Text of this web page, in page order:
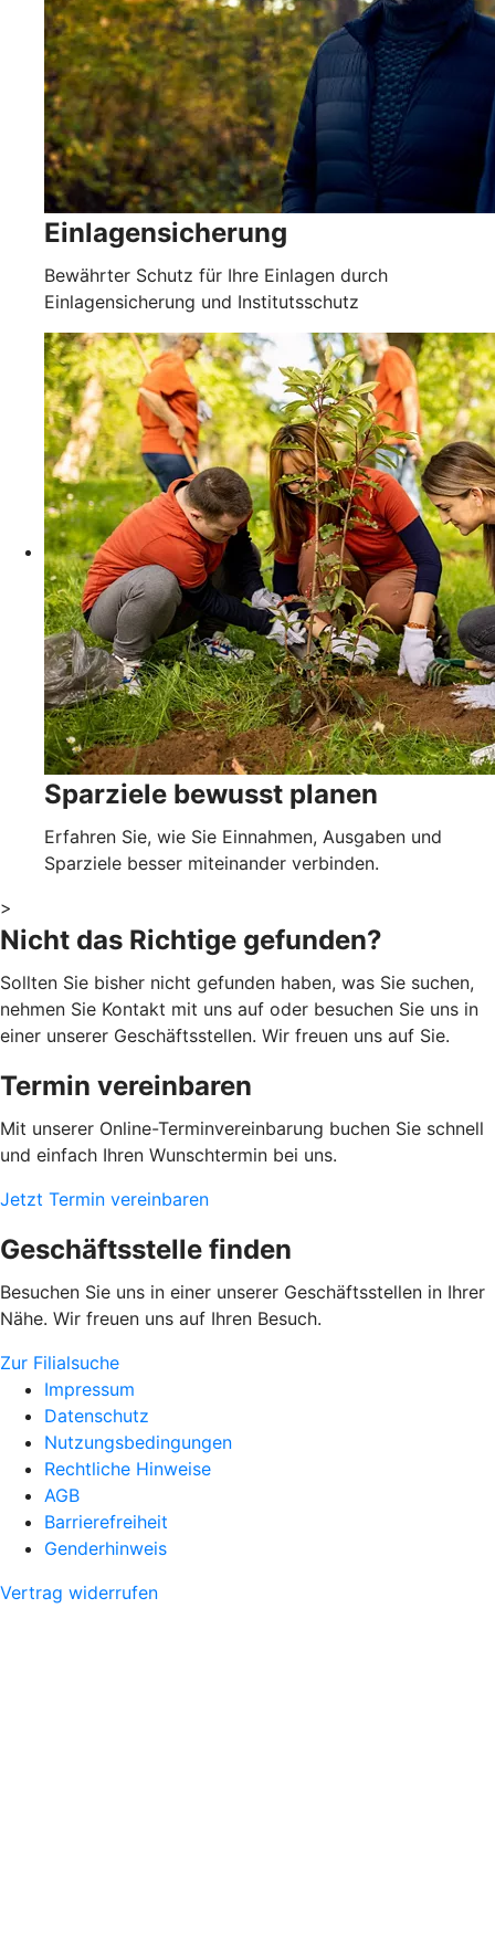
Einlagensicherung
Bewährter Schutz für Ihre Einlagen durch
Einlagensicherung und Institutsschutz
Sparziele bewusst planen
Erfahren Sie, wie Sie Einnahmen, Ausgaben und
Sparziele besser miteinander verbinden.
>
Nicht das Richtige gefunden?
Sollten Sie bisher nicht gefunden haben, was Sie suchen,
nehmen Sie Kontakt mit uns auf oder besuchen Sie uns in
einer unserer Geschäftsstellen. Wir freuen uns auf Sie.
Termin vereinbaren
Mit unserer Online-Terminvereinbarung buchen Sie schnell
und einfach Ihren Wunschtermin bei uns.
Jetzt Termin vereinbaren
Geschäftsstelle finden
Besuchen Sie uns in einer unserer Geschäftsstellen in Ihrer
Nähe. Wir freuen uns auf Ihren Besuch.
Zur Filialsuche
Impressum
Datenschutz
Nutzungsbedingungen
Rechtliche Hinweise
AGB
Barrierefreiheit
Genderhinweis
Vertrag widerrufen